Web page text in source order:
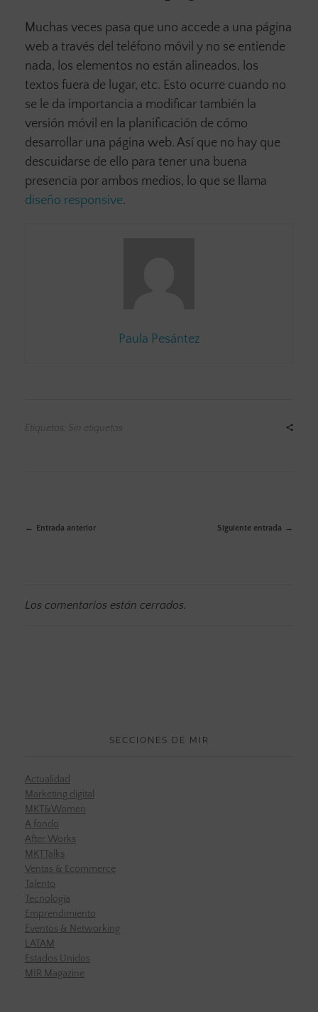
Muchas veces pasa que uno accede a una página
web a través del teléfono móvil y no se entiende
nada, los elementos no están alineados, los
textos fuera de lugar, etc. Esto ocurre cuando no
se le da importancia a modificar también la
versión móvil en la planificación de cómo
desarrollar una página web. Así que no hay que
descuidarse de ello para tener una buena
presencia por ambos medios, lo que se llama
diseño responsive.
Paula Pesántez
Etiquetas: Sin etiquetas
Entrada anterior Siguiente entrada
Los comentarios están cerrados.
SECCIONES DE MIR
Actualidad
Marketing digital
MKT&Women
A fondo
After Works
MKTTalks
Ventas & Ecommerce
Talento
Tecnología
Emprendimiento
Eventos & Networking
LATAM
Estados Unidos
MIR Magazine